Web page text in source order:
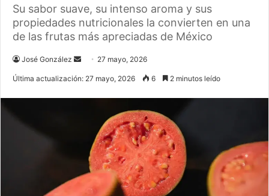
Su sabor suave, su intenso aroma y sus
propiedades nutricionales la convierten en una
de las frutas más apreciadas de México
José González
Send 27 mayo, 2026
Última actualización: 27 mayo, 2026 6 2 minutos leído